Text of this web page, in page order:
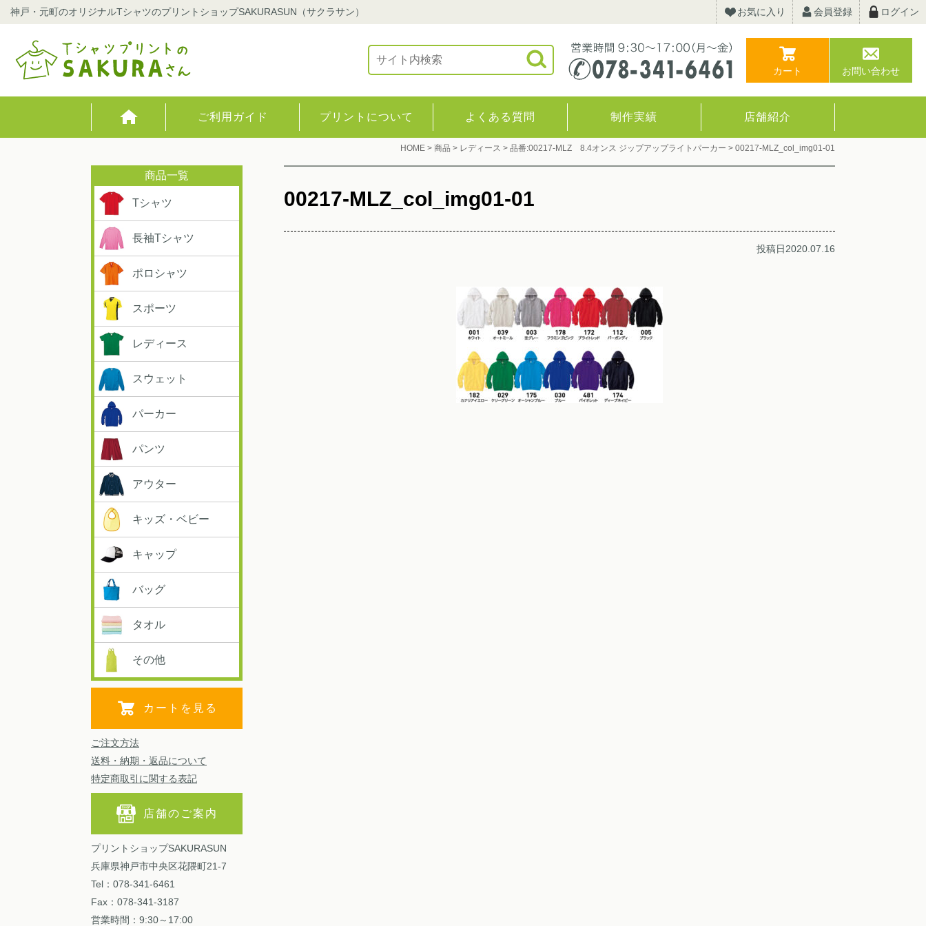
神戸・元町のオリジナルTシャツのプリントショップSAKURASUN（サクラサン） お気に入り 会員登録 ログイン
カート お問い合わせ
ご利用ガイド プリントについて よくある質問 制作実績 店舗紹介
HOME > 商品 > レディース > 品番:00217-MLZ 8.4オンス ジップアップライトパーカー > 00217-MLZ_col_img01-01
00217-MLZ_col_img01-01
投稿日2020.07.16
Tシャツ
長袖Tシャツ
ポロシャツ
スポーツ
レディース
スウェット
パーカー
パンツ
アウター
キッズ・ベビー
キャップ
バッグ
タオル
その他
カートを見る
ご注文方法
送料・納期・返品について
特定商取引に関する表記
店舗のご案内
プリントショップSAKURASUN
兵庫県神戸市中央区花隈町21-7
Tel：078-341-6461
Fax：078-341-3187
営業時間：9:30～17:00